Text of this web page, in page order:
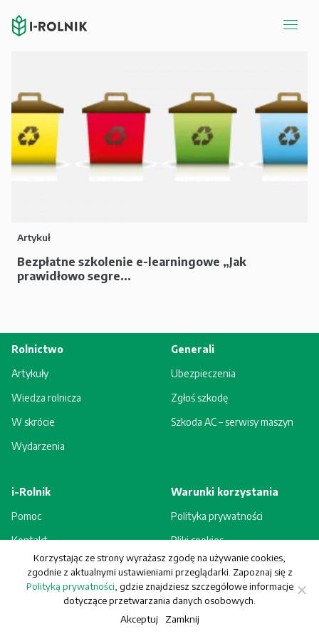
Artykuł
Bezpłatne szkolenie e-learningowe „Jak
prawidłowo segre...
Rolnictwo
Artykuły
Wiedza rolnicza
W skrócie
Wydarzenia
Generali
Ubezpieczenia
Zgłoś szkodę
Szkoda AC – serwisy maszyn
i-Rolnik
Pomoc
Kontakt
Rejestracja - korzyści
Warunki korzystania
Polityka prywatności
Pliki cookies
Regulamin
© Generali Towarzystwo Ubezpieczeń S.A. Wszelkie prawa zastrzeżone.
Korzystając ze strony wyrażasz zgodę na używanie cookies,
zgodnie z aktualnymi ustawieniami przeglądarki. Zapoznaj się z
Polityką prywatności , gdzie znajdziesz szczegółowe informacje
dotyczące przetwarzania danych osobowych.
Akceptuj Zamknij